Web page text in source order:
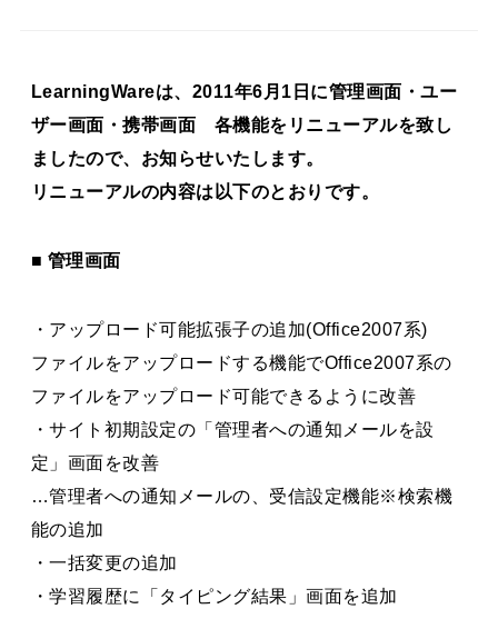
LearningWareは、2011年6月1日に管理画面・ユー
ザー画面・携帯画面 各機能をリニューアルを致し
ましたので、お知らせいたします。
リニューアルの内容は以下のとおりです。
■ 管理画面
・アップロード可能拡張子の追加(Office2007系)
ファイルをアップロードする機能でOffice2007系の
ファイルをアップロード可能できるように改善
・サイト初期設定の「管理者への通知メールを設
定」画面を改善
…管理者への通知メールの、受信設定機能※検索機
能の追加
・一括変更の追加
・学習履歴に「タイピング結果」画面を追加